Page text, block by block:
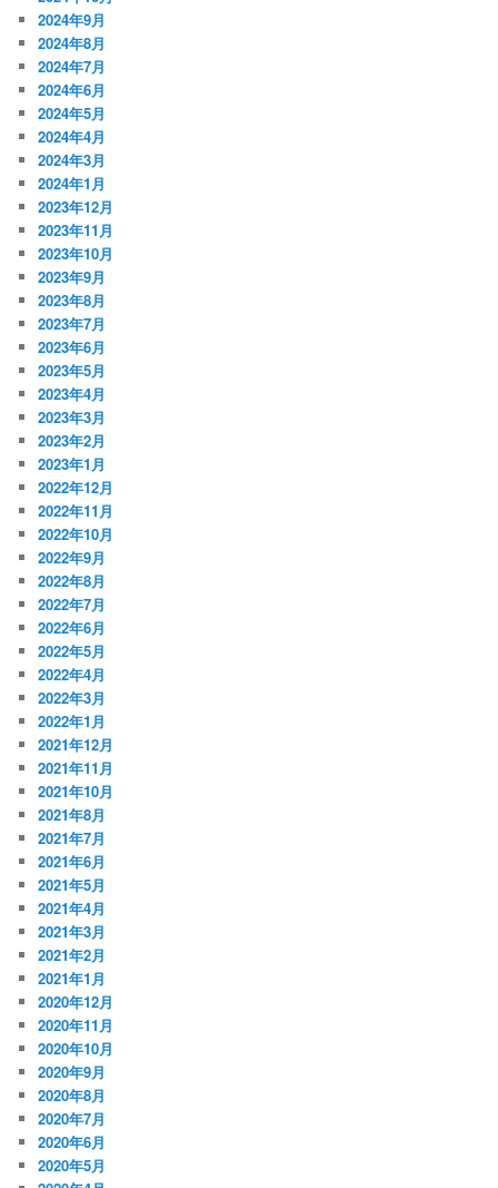
2024年9月
2024年8月
2024年7月
2024年6月
2024年5月
2024年4月
2024年3月
2024年1月
2023年12月
2023年11月
2023年10月
2023年9月
2023年8月
2023年7月
2023年6月
2023年5月
2023年4月
2023年3月
2023年2月
2023年1月
2022年12月
2022年11月
2022年10月
2022年9月
2022年8月
2022年7月
2022年6月
2022年5月
2022年4月
2022年3月
2022年1月
2021年12月
2021年11月
2021年10月
2021年8月
2021年7月
2021年6月
2021年5月
2021年4月
2021年3月
2021年2月
2021年1月
2020年12月
2020年11月
2020年10月
2020年9月
2020年8月
2020年7月
2020年6月
2020年5月